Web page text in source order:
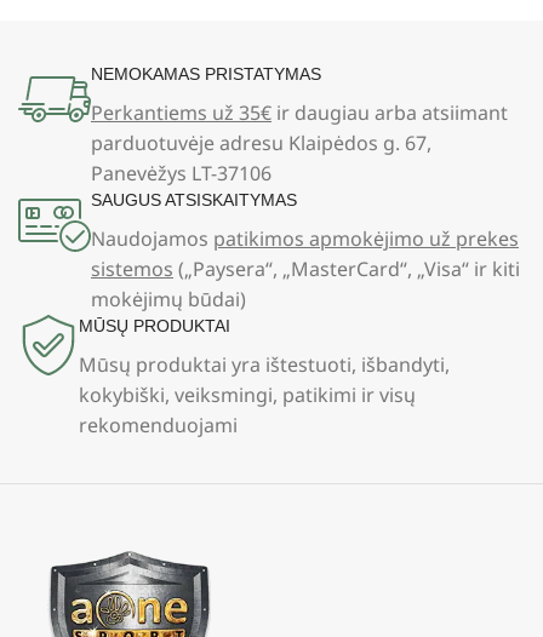
NEMOKAMAS PRISTATYMAS
Perkantiems už 35€ ir daugiau arba atsiimant
parduotuvėje adresu Klaipėdos g. 67,
Panevėžys LT-37106
SAUGUS ATSISKAITYMAS
Naudojamos patikimos apmokėjimo už prekes
sistemos („Paysera“, „MasterCard“, „Visa“ ir kiti
mokėjimų būdai)
MŪSŲ PRODUKTAI
Mūsų produktai yra ištestuoti, išbandyti,
kokybiški, veiksmingi, patikimi ir visų
rekomenduojami